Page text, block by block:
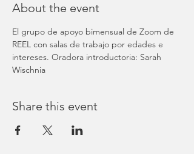
About the event
El grupo de apoyo bimensual de Zoom de
REEL con salas de trabajo por edades e
intereses. Oradora introductoria: Sarah
Wischnia
Share this event